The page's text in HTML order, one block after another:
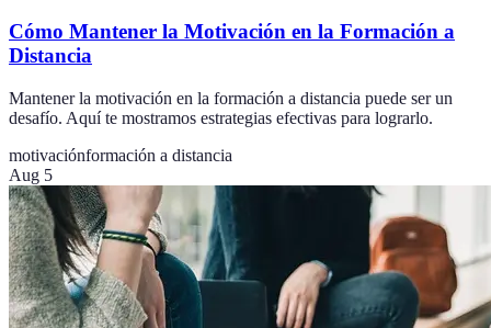
Cómo Mantener la Motivación en la Formación a
Distancia
Mantener la motivación en la formación a distancia puede ser un
desafío. Aquí te mostramos estrategias efectivas para lograrlo.
motivaciónformación a distancia
Aug 5